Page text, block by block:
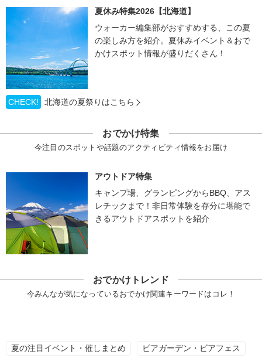
夏休み特集2026【北海道】
ウォーカー編集部がおすすめする、この夏
の楽しみ方を紹介。夏休みイベント＆おで
かけスポット情報が盛りだくさん！
CHECK! 北海道の夏祭りはこちら
おでかけ特集
今注目のスポットや話題のアクティビティ情報をお届け
アウトドア特集
キャンプ場、グランピングからBBQ、アス
レチックまで！非日常体験を存分に堪能で
きるアウトドアスポットを紹介
おでかけトレンド
今みんなが気になっているおでかけ関連キーワードはコレ！
夏の注目イベント・催しまとめ ビアガーデン・ビアフェス